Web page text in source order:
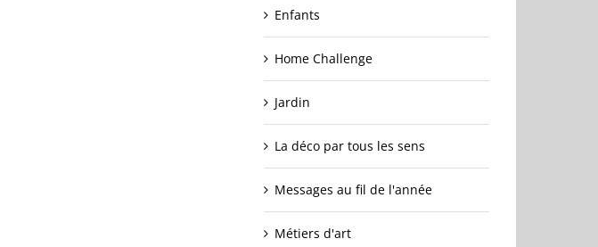
Enfants
Home Challenge
Jardin
La déco par tous les sens
Messages au fil de l'année
Métiers d'art